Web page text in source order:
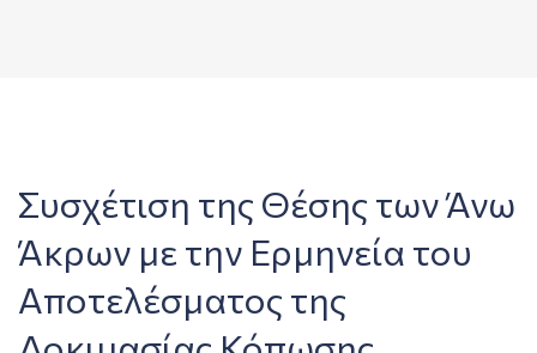
Συσχέτιση της Θέσης των Άνω
Άκρων με την Ερμηνεία του
Αποτελέσματος της